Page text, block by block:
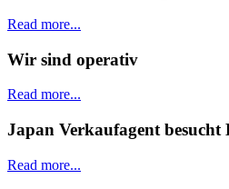
Read more...
Wir sind operativ
Read more...
Japan Verkaufagent besucht
Read more...